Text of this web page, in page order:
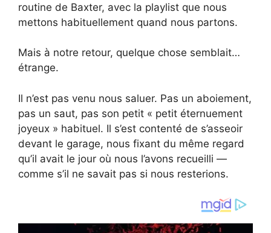
routine de Baxter, avec la playlist que nous
mettons habituellement quand nous partons.
Mais à notre retour, quelque chose semblait…
étrange.
Il n’est pas venu nous saluer. Pas un aboiement,
pas un saut, pas son petit « petit éternuement
joyeux » habituel. Il s’est contenté de s’asseoir
devant le garage, nous fixant du même regard
qu’il avait le jour où nous l’avons recueilli —
comme s’il ne savait pas si nous resterions.